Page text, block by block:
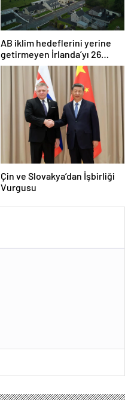
AB iklim hedeflerini yerine
getirmeyen İrlanda’yı 26
milyar euroluk ceza bekliyor
Çin ve Slovakya’dan İşbirliği
Vurgusu